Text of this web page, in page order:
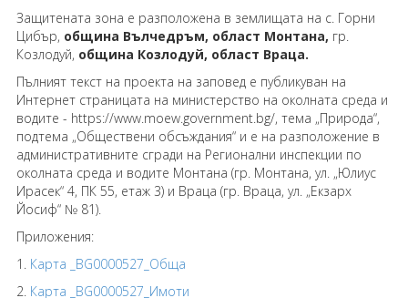
Защитената зона е разположена в землищата на с. Горни
Цибър, община Вълчедръм, област Монтана, гр.
Козлодуй, община Козлодуй, област Враца.
Пълният текст на проекта на заповед е публикуван на
Интернет страницата на министерство на околната среда и
водите - https://www.moew.government.bg/, тема „Природа“,
подтема „Обществени обсъждания“ и е на разположение в
административните сгради на Регионални инспекции по
околната среда и водите Монтана (гр. Монтана, ул. „Юлиус
Ирасек“ 4, ПК 55, етаж 3) и Враца (гр. Враца, ул. „Екзарх
Йосиф“ № 81).
Приложения:
1. Карта _BG0000527_Обща
2. Карта _BG0000527_Имоти